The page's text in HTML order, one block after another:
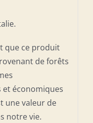
que ce produit
de forêts
et économiques
une valeur de
notre vie.